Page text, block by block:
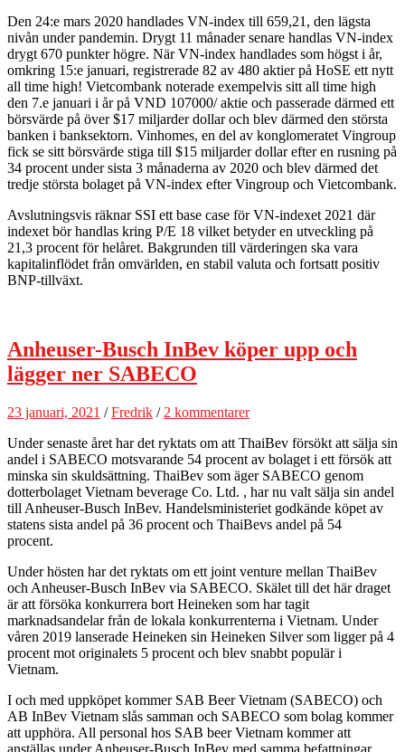
Den 24:e mars 2020 handlades VN-index till 659,21, den lägsta
nivån under pandemin. Drygt 11 månader senare handlas VN-index
drygt 670 punkter högre. När VN-index handlades som högst i år,
omkring 15:e januari, registrerade 82 av 480 aktier på HoSE ett nytt
all time high! Vietcombank noterade exempelvis sitt all time high
den 7.e januari i år på VND 107000/ aktie och passerade därmed ett
börsvärde på över $17 miljarder dollar och blev därmed den största
banken i banksektorn. Vinhomes, en del av konglomeratet Vingroup
fick se sitt börsvärde stiga till $15 miljarder dollar efter en rusning på
34 procent under sista 3 månaderna av 2020 och blev därmed det
tredje största bolaget på VN-index efter Vingroup och Vietcombank.
Avslutningsvis räknar SSI ett base case för VN-indexet 2021 där
indexet bör handlas kring P/E 18 vilket betyder en utveckling på
21,3 procent för helåret. Bakgrunden till värderingen ska vara
kapitalinflödet från omvärlden, en stabil valuta och fortsatt positiv
BNP-tillväxt.
Anheuser-Busch InBev köper upp och
lägger ner SABECO
23 januari, 2021 /Fredrik / 2 kommentarer
Under senaste året har det ryktats om att ThaiBev försökt att sälja sin
andel i SABECO motsvarande 54 procent av bolaget i ett försök att
minska sin skuldsättning. ThaiBev som äger SABECO genom
dotterbolaget Vietnam beverage Co. Ltd. , har nu valt sälja sin andel
till Anheuser-Busch InBev. Handelsministeriet godkände köpet av
statens sista andel på 36 procent och ThaiBevs andel på 54
procent.
Under hösten har det ryktats om ett joint venture mellan ThaiBev
och Anheuser-Busch InBev via SABECO. Skälet till det här draget
är att försöka konkurrera bort Heineken som har tagit
marknadsandelar från de lokala konkurrenterna i Vietnam. Under
våren 2019 lanserade Heineken sin Heineken Silver som ligger på 4
procent mot originalets 5 procent och blev snabbt populär i
Vietnam.
I och med uppköpet kommer SAB Beer Vietnam (SABECO) och
AB InBev Vietnam slås samman och SABECO som bolag kommer
att upphöra. All personal hos SAB beer Vietnam kommer att